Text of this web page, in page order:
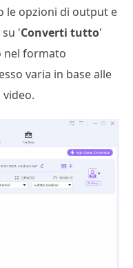
le opzioni di output e
'Converti tutto'
nel formato
varia in base alle